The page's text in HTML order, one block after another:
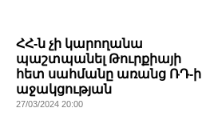
ՀՀ-ն չի կարողանա
պաշտպանել Թուրքիայի
հետ սահմանը առանց ՌԴ-ի
աջակցության
27/03/2024 20:00